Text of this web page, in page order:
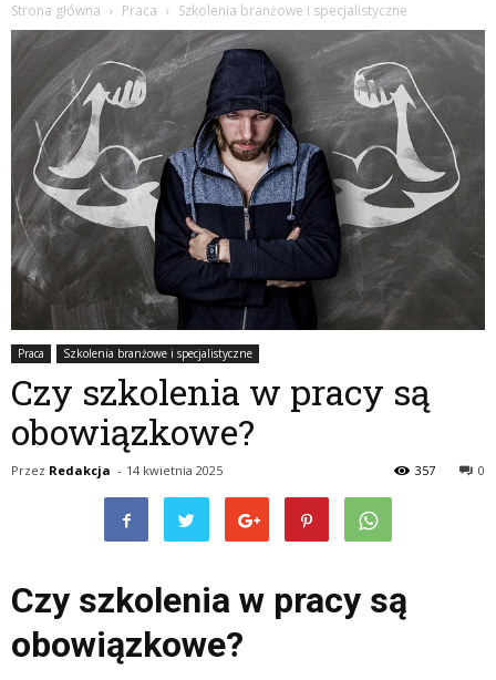
Strona główna Praca Szkolenia branżowe i specjalistyczne
Praca Szkolenia branżowe i specjalistyczne
Czy szkolenia w pracy są
obowiązkowe?
Przez Redakcja - 14 kwietnia 2025 0
357
Czy szkolenia w pracy są
obowiązkowe?